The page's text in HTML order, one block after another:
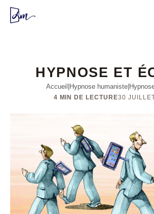
HYPNOSE ET
Accueil Hypnose humaniste
4 MIN DE LECTURE30